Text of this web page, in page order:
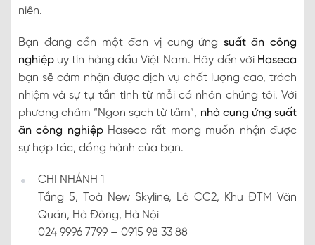
niên.
Bạn đang cần một đơn vị cung ứng suất ăn công
nghiệp uy tín hàng đầu Việt Nam. Hãy đến vớiHaseca
bạn sẽ cảm nhận được dịch vụ chất lượng cao, trách
nhiệm và sự tự tần tình từ mỗi cá nhân chúng tôi. Với
phương châm “Ngon sạch từ tâm”, nhà cung ứng suất
ăn công nghiệpHaseca rất mong muốn nhận được
sự hợp tác, đồng hành của bạn.
CHI NHÁNH 1
Tầng 5, Toà New Skyline, Lô CC2, Khu ĐTM Văn
Quán, Hà Đông, Hà Nội
024 9996 7799 – 0915 98 33 88